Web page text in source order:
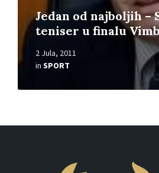
Jedan od najboljih –
teniser u finalu
2 Jula, 2011
in SPORT